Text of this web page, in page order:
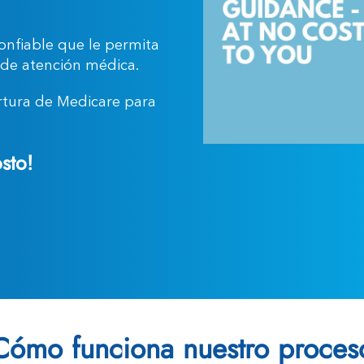
que le permita
atención médica.
de Medicare para
funciona nuestro